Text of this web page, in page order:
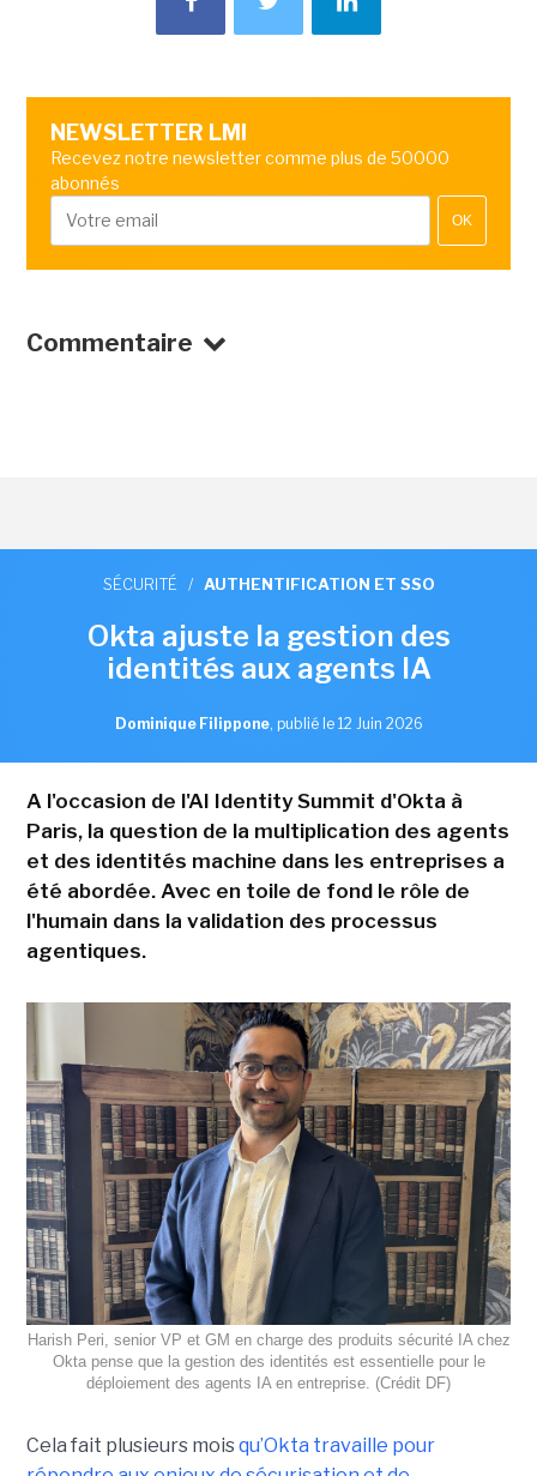
NEWSLETTER LMI
Recevez notre newsletter comme plus de 50000
abonnés
OK
Commentaire
SÉCURITÉ / AUTHENTIFICATION ET SSO
Okta ajuste la gestion des
identités aux agents IA
Dominique Filippone, publié le 12 Juin 2026
A l'occasion de l'AI Identity Summit d'Okta à
Paris, la question de la multiplication des agents
et des identités machine dans les entreprises a
été abordée. Avec en toile de fond le rôle de
l'humain dans la validation des processus
agentiques.
Harish Peri, senior VP et GM en charge des produits sécurité IA chez
Okta pense que la gestion des identités est essentielle pour le
déploiement des agents IA en entreprise. (Crédit DF)
Cela fait plusieurs moisqu’Okta travaille pour